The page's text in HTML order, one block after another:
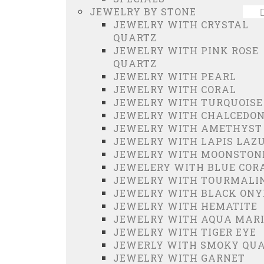
JEWELRY BY STONE
JEWELRY WITH CRYSTAL
QUARTZ
JEWELRY WITH PINK ROSE
QUARTZ
JEWELRY WITH PEARL
JEWELRY WITH CORAL
JEWELRY WITH TURQUOISE
JEWELRY WITH
JEWELRY WITH AMETHYST
JEWELRY WITH LAPIS
JEWELRY WITH
JEWELERY WITH BLUE
JEWELRY WITH
JEWELRY WITH BLACK
JEWELRY WITH HEMATITE
JEWELRY WITH AQUA
JEWELRY WITH TIGER EYE
JEWERLY WITH SMOKY
JEWELRY WITH GARNET